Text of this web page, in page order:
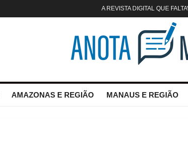
A REVISTA DIGITAL QUE
AMAZONAS E REGIÃO MANAUS E REGIÃO